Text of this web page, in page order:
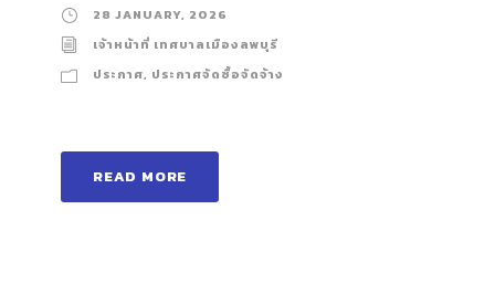
28 JANUARY, 2026
เจ้าหน้าที่ เทศบาลเมืองลพบุรี
ประกาศ, ประกาศจัดซื้อจัดจ้าง
READ MORE